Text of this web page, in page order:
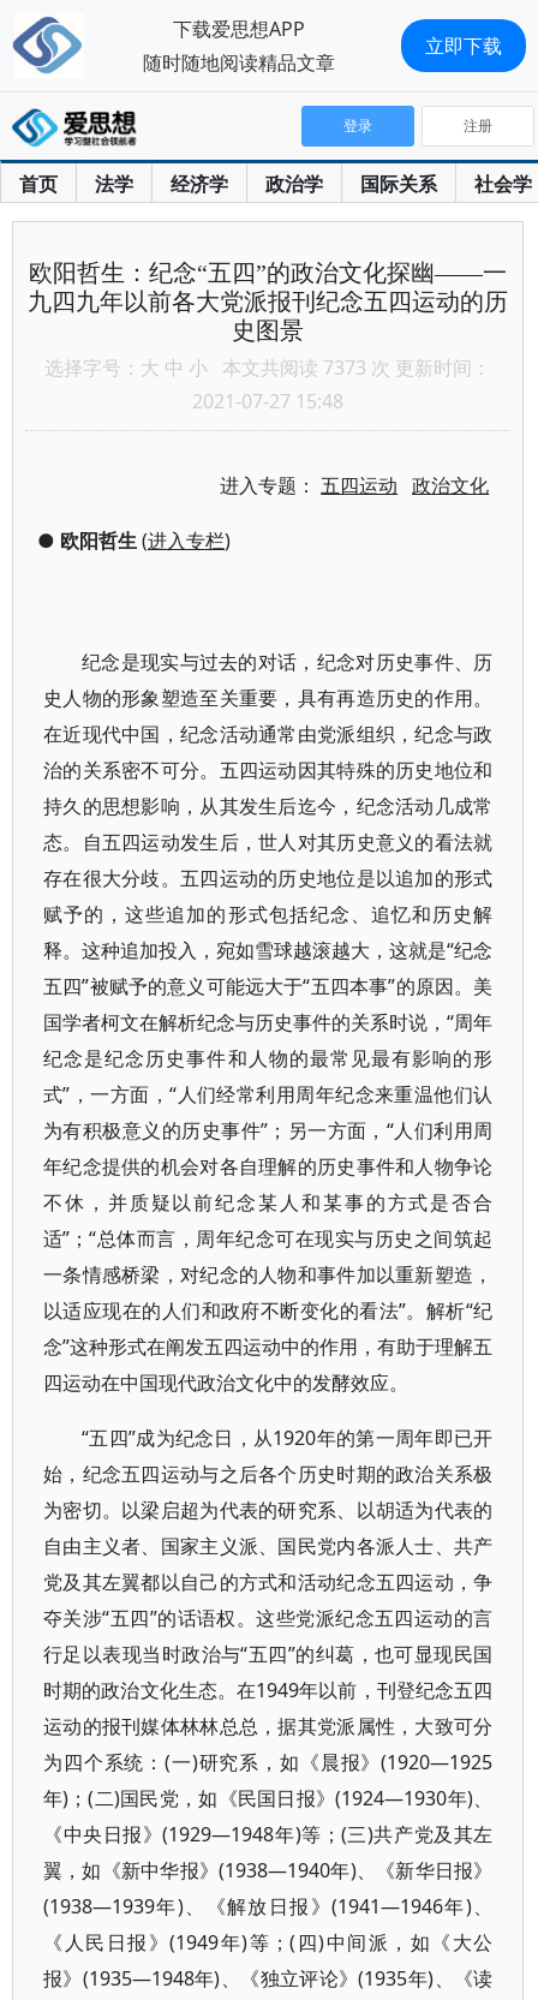
首页 法学 经济学 政治学 国际关系 社会学
登录 注册
欧阳哲生：纪念“五四”的政治文化探幽——一
九四九年以前各大党派报刊纪念五四运动的历
史图景
选择字号： 大 中 小 本文共阅读 7373 次 更新时间：
2021-07-27 15:48
进入专题：五四运动 政治文化
● 欧阳哲生(进入专栏)
纪念是现实与过去的对话，纪念对历史事件、历
史人物的形象塑造至关重要，具有再造历史的作用。
在近现代中国，纪念活动通常由党派组织，纪念与政
治的关系密不可分。五四运动因其特殊的历史地位和
持久的思想影响，从其发生后迄今，纪念活动几成常
态。自五四运动发生后，世人对其历史意义的看法就
存在很大分歧。五四运动的历史地位是以追加的形式
赋予的，这些追加的形式包括纪念、追忆和历史解
释。这种追加投入，宛如雪球越滚越大，这就是“纪念
五四”被赋予的意义可能远大于“五四本事”的原因。美
国学者柯文在解析纪念与历史事件的关系时说，“周年
纪念是纪念历史事件和人物的最常见最有影响的形
式”，一方面，“人们经常利用周年纪念来重温他们认
为有积极意义的历史事件”；另一方面，“人们利用周
年纪念提供的机会对各自理解的历史事件和人物争论
不休，并质疑以前纪念某人和某事的方式是否合
适”；“总体而言，周年纪念可在现实与历史之间筑起
一条情感桥梁，对纪念的人物和事件加以重新塑造，
以适应现在的人们和政府不断变化的看法”。解析“纪
念”这种形式在阐发五四运动中的作用，有助于理解五
四运动在中国现代政治文化中的发酵效应。
“五四”成为纪念日，从1920年的第一周年即已开
始，纪念五四运动与之后各个历史时期的政治关系极
为密切。以梁启超为代表的研究系、以胡适为代表的
自由主义者、国家主义派、国民党内各派人士、共产
党及其左翼都以自己的方式和活动纪念五四运动，争
夺关涉“五四”的话语权。这些党派纪念五四运动的言
行足以表现当时政治与“五四”的纠葛，也可显现民国
时期的政治文化生态。在1949年以前，刊登纪念五四
运动的报刊媒体林林总总，据其党派属性，大致可分
为四个系统：(一)研究系，如《晨报》(1920—1925
年)；(二)国民党，如《民国日报》(1924—1930年)、
《中央日报》(1929—1948年)等；(三)共产党及其左
翼，如《新中华报》(1938—1940年)、《新华日报》
(1938—1939年)、《解放日报》(1941—1946年)、
《人民日报》(1949年)等；(四)中间派，如《大公
报》(1935—1948年)、《独立评论》(1935年)、《读
下载爱思想APP
随时随地阅读精品文章
立即下载